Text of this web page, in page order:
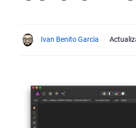
Ivan Benito Garcia